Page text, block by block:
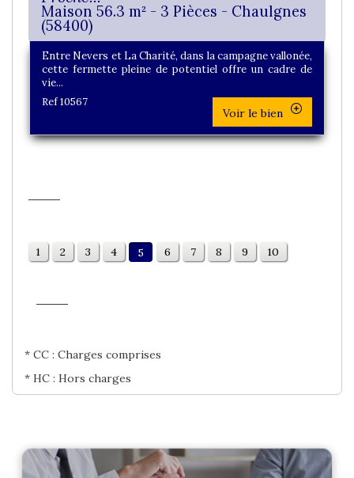
Maison 56.3 m² - 3 Pièces - Chaulgnes
(58400)
Entre Nevers et La Charité, dans la campagne vallonée,
cette fermette pleine de potentiel offre un cadre de
vie...
Ref 10567
Voir le bien
1 2 3 4 5 6 7 8 9 10
* CC : Charges comprises
* HC : Hors charges